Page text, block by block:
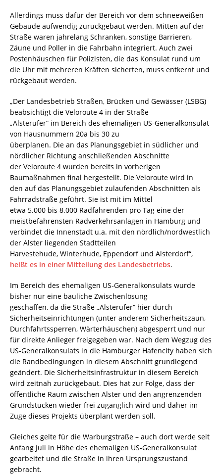
Allerdings muss dafür der Bereich vor dem schneeweißen
Gebäude aufwendig zurückgebaut werden. Mitten auf der
Straße waren jahrelang Schranken, sonstige Barrieren,
Zäune und Poller in die Fahrbahn integriert. Auch zwei
Postenhäuschen für Polizisten, die das Konsulat rund um
die Uhr mit mehreren Kräften sicherten, muss entkernt und
rückgebaut werden.
„Der Landesbetrieb Straßen, Brücken und Gewässer (LSBG)
beabsichtigt die Veloroute 4 in der Straße
„Alsterufer“ im Bereich des ehemaligen US-Generalkonsulat
von Hausnummern 20a bis 30 zu
überplanen. Die an das Planungsgebiet in südlicher und
nördlicher Richtung anschließenden Abschnitte
der Veloroute 4 wurden bereits in vorherigen
Baumaßnahmen final hergestellt. Die Veloroute wird in
den auf das Planungsgebiet zulaufenden Abschnitten als
Fahrradstraße geführt. Sie ist mit im Mittel
etwa 5.000 bis 8.000 Radfahrenden pro Tag eine der
meistbefahrensten Radverkehrsanlagen in Hamburg und
verbindet die Innenstadt u.a. mit den nördlich/nordwestlich
der Alster liegenden Stadtteilen
Harvestehude, Winterhude, Eppendorf und Alsterdorf“,
heißt es in einer Mitteilung des Landesbetriebs.
Im Bereich des ehemaligen US-Generalkonsulats wurde
bisher nur eine bauliche Zwischenlösung
geschaffen, da die Straße „Alsterufer“ hier durch
Sicherheitseinrichtungen (unter anderem Sicherheitszaun,
Durchfahrtssperren, Wärterhäuschen) abgesperrt und nur
für direkte Anlieger freigegeben war. Nach dem Wegzug des
US-Generalkonsulats in die Hamburger Hafencity haben sich
die Randbedingungen in diesem Abschnitt grundlegend
geändert. Die Sicherheitsinfrastruktur in diesem Bereich
wird zeitnah zurückgebaut. Dies hat zur Folge, dass der
öffentliche Raum zwischen Alster und den angrenzenden
Grundstücken wieder frei zugänglich wird und daher im
Zuge dieses Projekts überplant werden soll.
Gleiches gelte für die Warburgstraße – auch dort werde seit
Anfang Juli in Höhe des ehemaligen US-Generalkonsulat
gearbeitet und die Straße in ihren Ursprungszustand
gebracht.